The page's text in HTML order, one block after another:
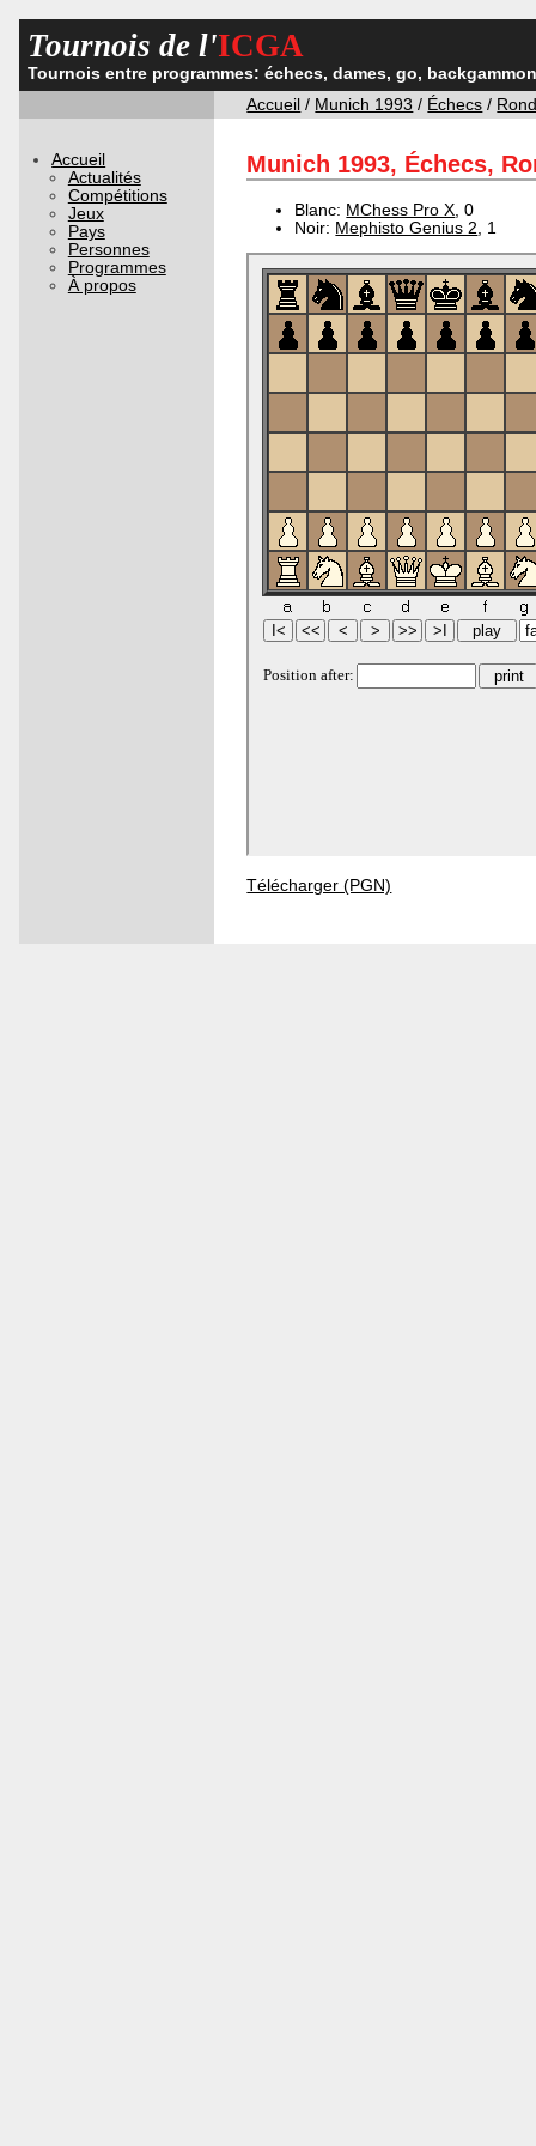
Tournois de l'ICGA
Tournois entre programmes: échecs, dames, go,
Accueil / Munich 1993 / Échecs /
Accueil
Actualités
Compétitions
Jeux
Pays
Personnes
Programmes
À propos
Munich 1993, Échecs,
Blanc: MChess Pro X , 0
Noir: Mephisto Genius 2 , 1
Télécharger (PGN)